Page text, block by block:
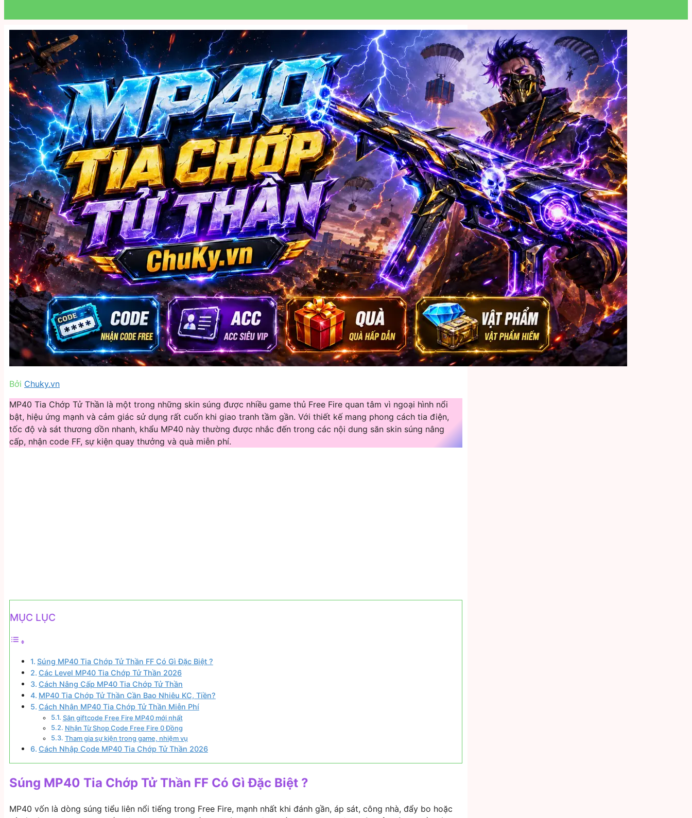
Bởi Chuky.vn
MP40 Tia Chớp Tử Thần là một trong những skin súng được nhiều game thủ Free Fire quan tâm vì ngoại hình nổi
bật, hiệu ứng mạnh và cảm giác sử dụng rất cuốn khi giao tranh tầm gần. Với thiết kế mang phong cách tia điện,
tốc độ và sát thương dồn nhanh, khẩu MP40 này thường được nhắc đến trong các nội dung săn skin súng nâng
cấp, nhận code FF, sự kiện quay thưởng và quà miễn phí.
MỤC LỤC
Súng MP40 Tia Chớp Tử Thần FF Có Gì Đặc Biệt ?
Các Level MP40 Tia Chớp Tử Thần 2026
Cách Nâng Cấp MP40 Tia Chớp Tử Thần
MP40 Tia Chớp Tử Thần Cần Bao Nhiêu KC, Tiền?
Cách Nhận MP40 Tia Chớp Tử Thần Miễn Phí
Săn giftcode Free Fire MP40 mới nhất
Nhận Từ Shop Code Free Fire 0 Đồng
Tham gia sự kiện trong game, nhiệm vụ
Cách Nhập Code MP40 Tia Chớp Tử Thần 2026
Súng MP40 Tia Chớp Tử Thần FF Có Gì Đặc Biệt ?
MP40 vốn là dòng súng tiểu liên nổi tiếng trong Free Fire, mạnh nhất khi đánh gần, áp sát, công nhà, đẩy bo hoặc